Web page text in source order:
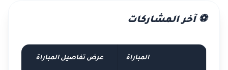
⚽ آخر المشاركات
المباراة عرض تفاصيل المباراة